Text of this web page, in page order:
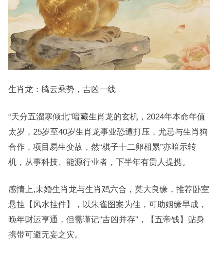
生肖龙：腾云乘势，吉凶一线
“天分五溜寒倾北”暗藏生肖龙的玄机，2024年本命年值
太岁，25岁至40岁生肖龙事业恐遭打压，尤忌与生肖狗
合作，项目易生变故，然“棋子十二卵相累”亦暗示转
机，从事科技、能源行业者，下半年有贵人提携。
感情上,未婚生肖龙与生肖鸡六合，莫大良缘，推荐卧室
悬挂【风水挂件】，以朱雀图案为佳，可助姻缘早成，
晚年财运亨通，但需谨记“吉凶并存”，【五帝钱】贴身
携带可避无妄之灾。